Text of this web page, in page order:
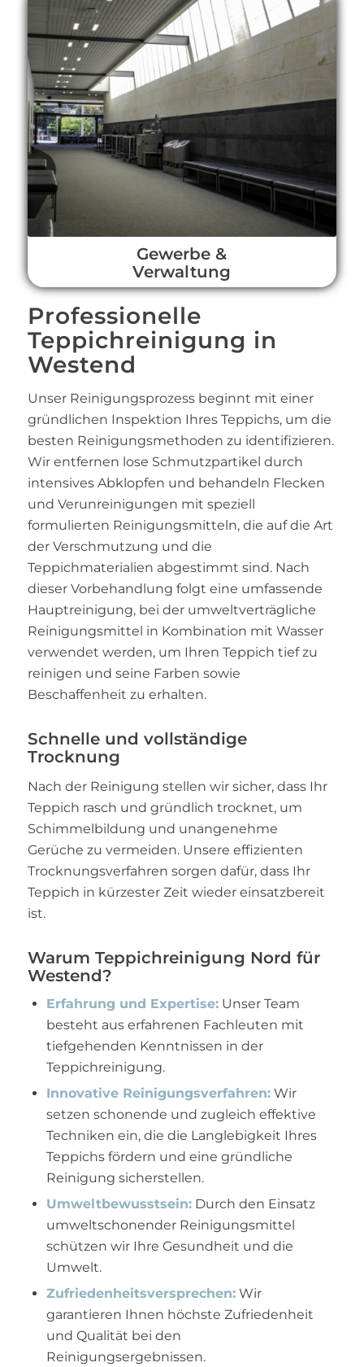
Gewerbe &
Verwaltung
Professionelle
Teppichreinigung in
Westend
Unser Reinigungsprozess beginnt mit einer
gründlichen Inspektion Ihres Teppichs, um die
besten Reinigungsmethoden zu identifizieren.
Wir entfernen lose Schmutzpartikel durch
intensives Abklopfen und behandeln Flecken
und Verunreinigungen mit speziell
formulierten Reinigungsmitteln, die auf die Art
der Verschmutzung und die
Teppichmaterialien abgestimmt sind. Nach
dieser Vorbehandlung folgt eine umfassende
Hauptreinigung, bei der umweltverträgliche
Reinigungsmittel in Kombination mit Wasser
verwendet werden, um Ihren Teppich tief zu
reinigen und seine Farben sowie
Beschaffenheit zu erhalten.
Schnelle und vollständige
Trocknung
Nach der Reinigung stellen wir sicher, dass Ihr
Teppich rasch und gründlich trocknet, um
Schimmelbildung und unangenehme
Gerüche zu vermeiden. Unsere effizienten
Trocknungsverfahren sorgen dafür, dass Ihr
Teppich in kürzester Zeit wieder einsatzbereit
ist.
Warum Teppichreinigung Nord für
Westend?
Erfahrung und Expertise:Unser Team
besteht aus erfahrenen Fachleuten mit
tiefgehenden Kenntnissen in der
Teppichreinigung.
Innovative Reinigungsverfahren:Wir
setzen schonende und zugleich effektive
Techniken ein, die die Langlebigkeit Ihres
Teppichs fördern und eine gründliche
Reinigung sicherstellen.
Umweltbewusstsein:Durch den Einsatz
umweltschonender Reinigungsmittel
schützen wir Ihre Gesundheit und die
Umwelt.
Zufriedenheitsversprechen:Wir
garantieren Ihnen höchste Zufriedenheit
und Qualität bei den
Reinigungsergebnissen.